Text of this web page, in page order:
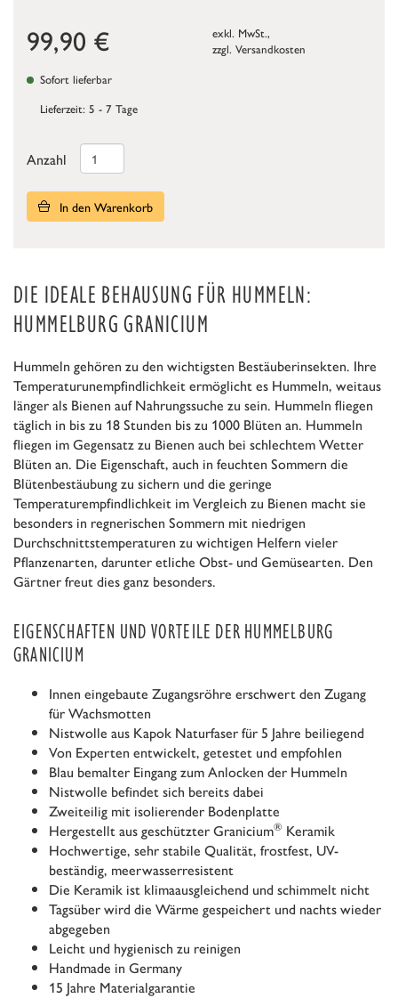
99,90 €
exkl. MwSt.,
zzgl. Versandkosten
Sofort lieferbar
Lieferzeit: 5 - 7 Tage
Anzahl
In den Warenkorb
DIE IDEALE BEHAUSUNG FÜR HUMMELN:
HUMMELBURG GRANICIUM
Hummeln gehören zu den wichtigsten Bestäuberinsekten. Ihre
Temperaturunempfindlichkeit ermöglicht es Hummeln, weitaus
länger als Bienen auf Nahrungssuche zu sein. Hummeln fliegen
täglich in bis zu 18 Stunden bis zu 1000 Blüten an. Hummeln
fliegen im Gegensatz zu Bienen auch bei schlechtem Wetter
Blüten an. Die Eigenschaft, auch in feuchten Sommern die
Blütenbestäubung zu sichern und die geringe
Temperaturempfindlichkeit im Vergleich zu Bienen macht sie
besonders in regnerischen Sommern mit niedrigen
Durchschnittstemperaturen zu wichtigen Helfern vieler
Pflanzenarten, darunter etliche Obst- und Gemüsearten. Den
Gärtner freut dies ganz besonders.
EIGENSCHAFTEN UND VORTEILE DER HUMMELBURG
GRANICIUM
Innen eingebaute Zugangsröhre erschwert den Zugang
für Wachsmotten
Nistwolle aus Kapok Naturfaser für 5 Jahre beiliegend
Von Experten entwickelt, getestet und empfohlen
Blau bemalter Eingang zum Anlocken der Hummeln
Nistwolle befindet sich bereits dabei
Zweiteilig mit isolierender Bodenplatte
Hergestellt aus geschützter Granicium® Keramik
Hochwertige, sehr stabile Qualität, frostfest, UV-
beständig, meerwasserresistent
Die Keramik ist klimaausgleichend und schimmelt nicht
Tagsüber wird die Wärme gespeichert und nachts wieder
abgegeben
Leicht und hygienisch zu reinigen
Handmade in Germany
15 Jahre Materialgarantie